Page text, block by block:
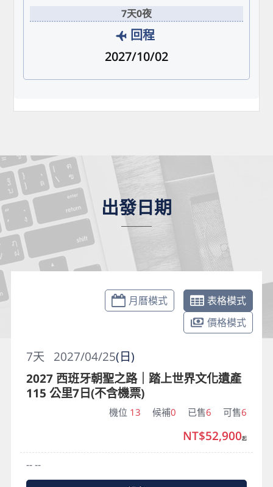
7天0夜
回程
2027/10/02
出發日期
月曆模式
表格模式
價格模式
2027/04/25(日)
7天
2027 西班牙朝聖之路｜踏上世界文化遺產
115 公里7日(不含機票)
機位 13 候補0 已售6 可售6
-- --
NT$52,900起